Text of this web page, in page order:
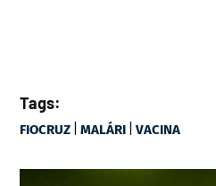
Tags:
FIOCRUZ |MALÁRI |VACINA